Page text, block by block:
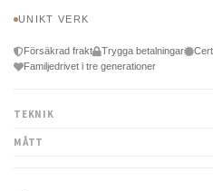
UNIKT VERK
Försäkrad frakt Trygga betalningar
Familjedrivet i tre generationer
TEKNIK
MÅTT